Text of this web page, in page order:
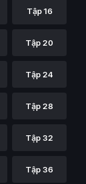
Tập 16
Tập 20
Tập 24
Tập 28
Tập 32
Tập 36